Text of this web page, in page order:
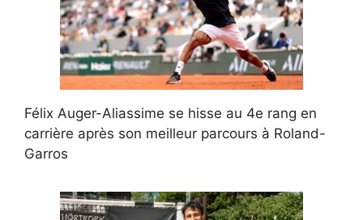
Félix Auger-Aliassime se hisse au 4e rang en
carrière après son meilleur parcours à Roland-
Garros